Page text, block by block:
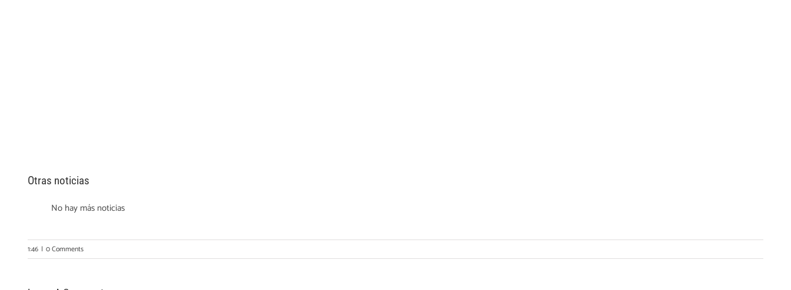
Otras noticias
No hay más noticias
1:46 | 0 Comments